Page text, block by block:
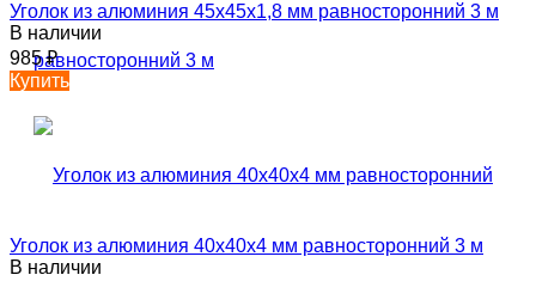
Уголок из алюминия 45х45х1,8 мм равносторонний 3 м
В наличии
985₽
Купить
Уголок из алюминия 40х40х4 мм равносторонний 3 м
В наличии